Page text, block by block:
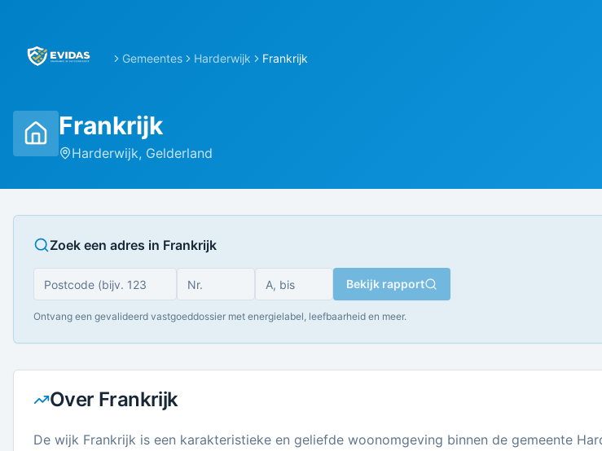
Gemeentes Harderwijk Frankrijk
Frankrijk
Harderwijk, Gelderland
Zoek een adres in Frankrijk
Bekijk rapport
Ontvang een gevalideerd vastgoeddossier met energielabel, leefbaarheid en meer.
Over Frankrijk
De wijk Frankrijk is een karakteristieke en geliefde woonomgeving binnen de gemeente